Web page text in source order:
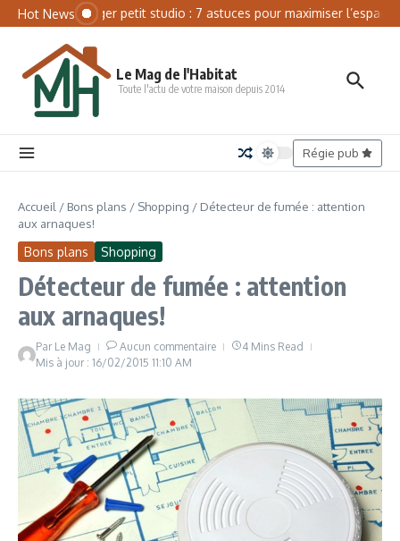
Aller au contenu
Hot NewsAménager petit studio : 7 astuces pour maximiser l’espace
Le Mag de l'Habitat
Toute l'actu de votre maison depuis 2014
Régie pub
Accueil / Bons plans / Shopping / Détecteur de fumée : attention
aux arnaques!
Bons plans Shopping
Détecteur de fumée : attention
aux arnaques!
Par Le Mag Aucun commentaire
4 Mins Read
Mis à jour : 16/02/2015 11:10 AM
Panneau de gestion des cookies